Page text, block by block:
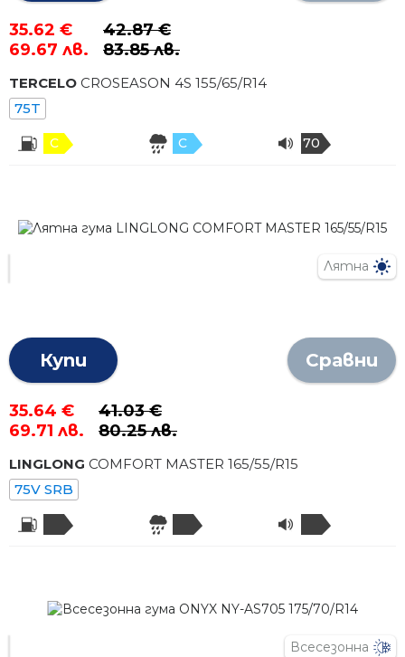
35.62 €
69.67 лв.
42.87 €
83.85 лв.
TERCELO CROSEASON 4S 155/65/R14
75T
C C 70
Лятна
Купи Сравни
35.64 €
69.71 лв.
41.03 €
80.25 лв.
LINGLONG COMFORT MASTER 165/55/R15
75V SRB
Всесезонна